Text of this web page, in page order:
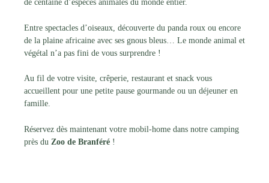
Entre spectacles d’oiseaux, découverte du panda roux ou encore
de la plaine africaine avec ses gnous bleus… Le monde animal et
végétal n’a pas fini de vous surprendre !
Au fil de votre visite, crêperie, restaurant et snack vous
accueillent pour une petite pause gourmande ou un déjeuner en
famille.
Réservez dès maintenant votre mobil-home dans notre camping
près du Zoo de Branféré !